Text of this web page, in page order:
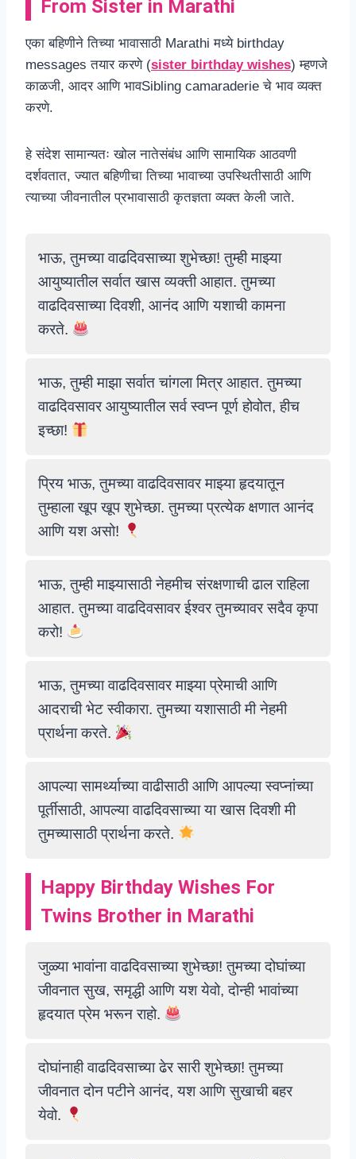
From Sister in Marathi
एका बहिणीने तिच्या भावासाठी Marathi मध्ये birthday
messages तयार करणे (sister birthday wishes) म्हणजे
काळजी, आदर आणि भावSibling camaraderie चे भाव व्यक्त
करणे.
हे संदेश सामान्यतः खोल नातेसंबंध आणि सामायिक आठवणी
दर्शवतात, ज्यात बहिणीचा तिच्या भावाच्या उपस्थितीसाठी आणि
त्याच्या जीवनातील प्रभावासाठी कृतज्ञता व्यक्त केली जाते.
भाऊ, तुमच्या वाढदिवसाच्या शुभेच्छा! तुम्ही माझ्या
आयुष्यातील सर्वात खास व्यक्ती आहात. तुमच्या
वाढदिवसाच्या दिवशी, आनंद आणि यशाची कामना
करते.
भाऊ, तुम्ही माझा सर्वात चांगला मित्र आहात. तुमच्या
वाढदिवसावर आयुष्यातील सर्व स्वप्न पूर्ण होवोत, हीच
इच्छा!
प्रिय भाऊ, तुमच्या वाढदिवसावर माझ्या हृदयातून
तुम्हाला खूप खूप शुभेच्छा. तुमच्या प्रत्येक क्षणात आनंद
आणि यश असो!
भाऊ, तुम्ही माझ्यासाठी नेहमीच संरक्षणाची ढाल राहिला
आहात. तुमच्या वाढदिवसावर ईश्वर तुमच्यावर सदैव कृपा
करो!
भाऊ, तुमच्या वाढदिवसावर माझ्या प्रेमाची आणि
आदराची भेट स्वीकारा. तुमच्या यशासाठी मी नेहमी
प्रार्थना करते.
आपल्या सामर्थ्याच्या वाढीसाठी आणि आपल्या स्वप्नांच्या
पूर्तीसाठी, आपल्या वाढदिवसाच्या या खास दिवशी मी
तुमच्यासाठी प्रार्थना करते.
Happy Birthday Wishes For
Twins Brother in Marathi
जुळ्या भावांना वाढदिवसाच्या शुभेच्छा! तुमच्या दोघांच्या
जीवनात सुख, समृद्धी आणि यश येवो, दोन्ही भावांच्या
हृदयात प्रेम भरून राहो.
दोघांनाही वाढदिवसाच्या ढेर सारी शुभेच्छा! तुमच्या
जीवनात दोन पटीने आनंद, यश आणि सुखाची बहर
येवो.